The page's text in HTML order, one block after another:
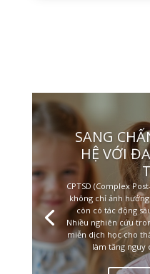
SANG
HỆ VỚI
CPTSD (Complex
không chỉ ảnh
còn có tác động
Nhiều nghiên cứu
miễn dịch học cho
làm tăng nguy